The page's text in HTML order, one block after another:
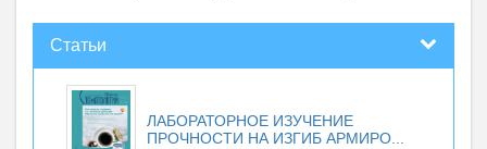
Статьи
ЛАБОРАТОРНОЕ ИЗУЧЕНИЕ
ПРОЧНОСТИ НА ИЗГИБ АРМИРО...